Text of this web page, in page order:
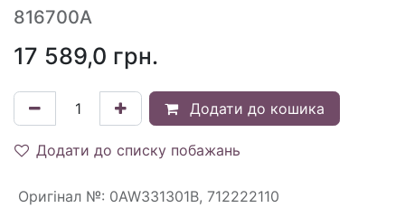
816700A
17 589,0 грн.
Додати до кошика
Додати до списку побажань
Оригінал №: 0AW331301B, 712222110